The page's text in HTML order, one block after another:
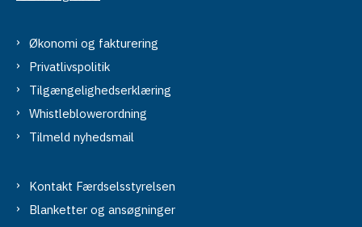
Økonomi og fakturering
Privatlivspolitik
Tilgængelighedserklæring
Whistleblowerordning
Tilmeld nyhedsmail
Kontakt Færdselsstyrelsen
Blanketter og ansøgninger